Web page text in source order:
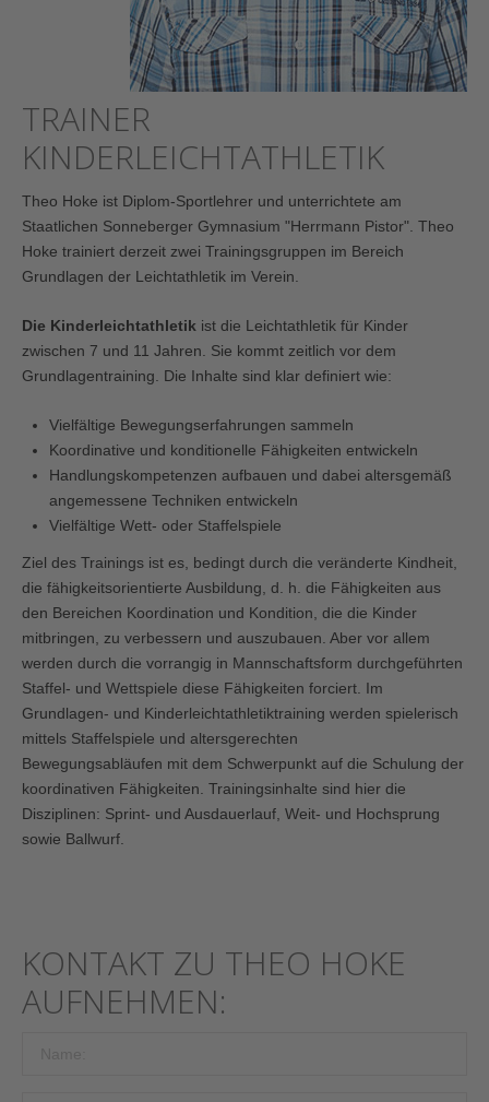
TRAINER
KINDERLEICHTATHLETIK
Theo Hoke ist Diplom-Sportlehrer und unterrichtete am
Staatlichen Sonneberger Gymnasium "Herrmann Pistor". Theo
Hoke trainiert derzeit zwei Trainingsgruppen im Bereich
Grundlagen der Leichtathletik im Verein.
Die Kinderleichtathletik ist die Leichtathletik für Kinder
zwischen 7 und 11 Jahren. Sie kommt zeitlich vor dem
Grundlagentraining. Die Inhalte sind klar definiert wie:
Vielfältige Bewegungserfahrungen sammeln
Koordinative und konditionelle Fähigkeiten entwickeln
Handlungskompetenzen aufbauen und dabei altersgemäß
angemessene Techniken entwickeln
Vielfältige Wett- oder Staffelspiele
Ziel des Trainings ist es, bedingt durch die veränderte Kindheit,
die fähigkeitsorientierte Ausbildung, d. h. die Fähigkeiten aus
den Bereichen Koordination und Kondition, die die Kinder
mitbringen, zu verbessern und auszubauen. Aber vor allem
werden durch die vorrangig in Mannschaftsform durchgeführten
Staffel- und Wettspiele diese Fähigkeiten forciert. Im
Grundlagen- und Kinderleichtathletiktraining werden spielerisch
mittels Staffelspiele und altersgerechten
Bewegungsabläufen mit dem Schwerpunkt auf die Schulung der
koordinativen Fähigkeiten. Trainingsinhalte sind hier die
Disziplinen: Sprint- und Ausdauerlauf, Weit- und Hochsprung
sowie Ballwurf.
KONTAKT ZU THEO HOKE
AUFNEHMEN: